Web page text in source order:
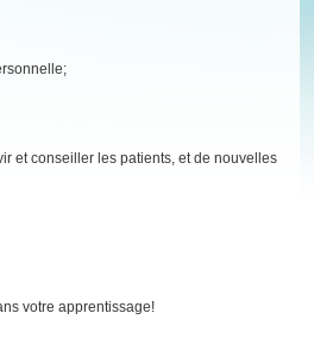
et conseiller les patients, et de nouvelles
votre apprentissage!